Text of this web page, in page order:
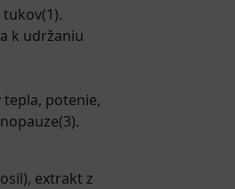
k udržaniu
potenie,
extrakt z